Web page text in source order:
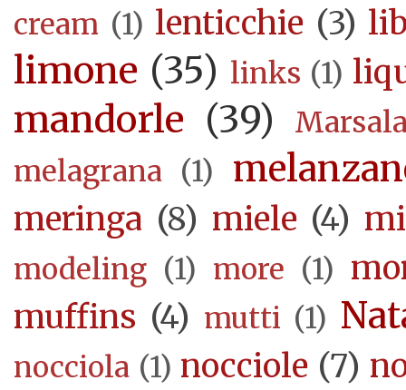
cream (1) lenticchie (3)
limone (35) links (1)
mandorle (39)
melagrana (1)
meringa (8) miele (4)
modeling (1) more (1)
muffins (4) mutti (1)
nocciola (1) nocciole (7)